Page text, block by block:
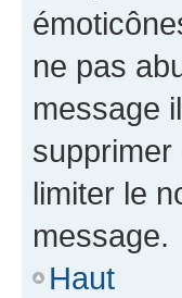
ne pas
message
supprimer
limiter le
message.
Haut